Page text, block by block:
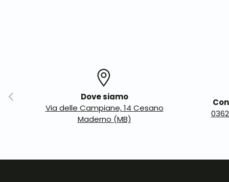
Indietro
Dove siamo
Via delle Campiane, 14 Cesano
Maderno (MB)